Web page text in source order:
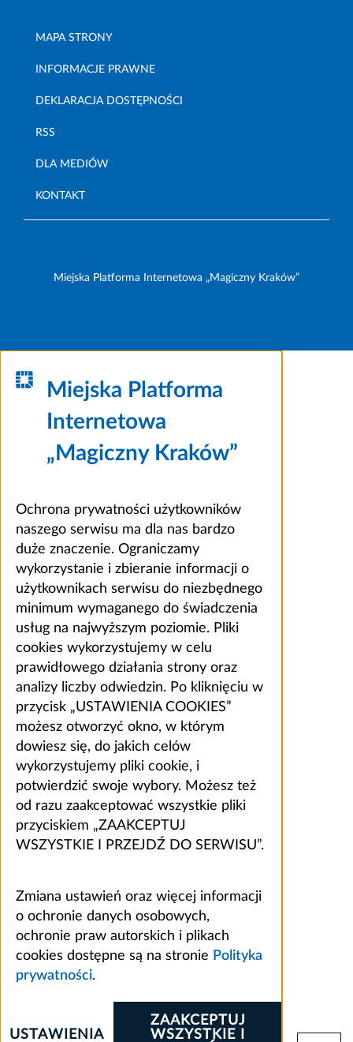
MAPA STRONY
INFORMACJE PRAWNE
DEKLARACJA DOSTĘPNOŚCI
RSS
DLA MEDIÓW
KONTAKT
Miejska Platforma Internetowa „Magiczny Kraków”
Miejska Platforma
Internetowa
„Magiczny Kraków”
Ochrona prywatności użytkowników
naszego serwisu ma dla nas bardzo
duże znaczenie. Ograniczamy
wykorzystanie i zbieranie informacji o
użytkownikach serwisu do niezbędnego
minimum wymaganego do świadczenia
usług na najwyższym poziomie. Pliki
cookies wykorzystujemy w celu
prawidłowego działania strony oraz
analizy liczby odwiedzin. Po kliknięciu w
przycisk „USTAWIENIA COOKIES”
możesz otworzyć okno, w którym
dowiesz się, do jakich celów
wykorzystujemy pliki cookie, i
potwierdzić swoje wybory. Możesz też
od razu zaakceptować wszystkie pliki
przyciskiem „ZAAKCEPTUJ
WSZYSTKIE I PRZEJDŹ DO SERWISU”.
Zmiana ustawień oraz więcej informacji
o ochronie danych osobowych,
ochronie praw autorskich i plikach
cookies dostępne są na stronie Polityka
prywatności.
ZAAKCEPTUJ
WSZYSTKIE I
USTAWIENIA